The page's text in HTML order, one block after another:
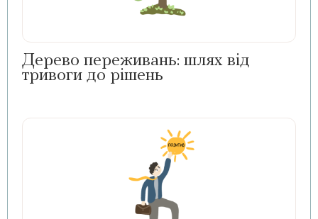
Дерево переживань: шлях від
тривоги до рішень